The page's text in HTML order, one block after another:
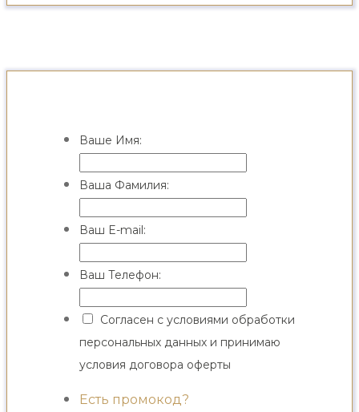
Ваше Имя:
Ваша Фамилия:
Ваш E-mail:
Ваш Телефон:
Согласен с условиями обработки
персональных данных и принимаю
условия договора оферты
Есть промокод?